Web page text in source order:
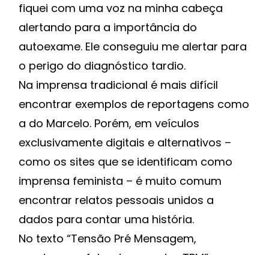
fiquei com uma voz na minha cabeça
alertando para a importância do
autoexame. Ele conseguiu me alertar para
o perigo do diagnóstico tardio.
Na imprensa tradicional é mais difícil
encontrar exemplos de reportagens como
a do Marcelo. Porém, em veículos
exclusivamente digitais e alternativos –
como os sites que se identificam como
imprensa feminista – é muito comum
encontrar relatos pessoais unidos a
dados para contar uma história.
No texto “Tensão Pré Mensagem,